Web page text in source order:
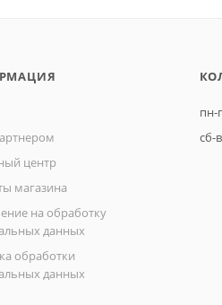
центр
магазина
на обработку
данных
обработки
данных
пн-
сб-